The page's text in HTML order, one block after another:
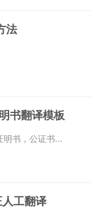
法
书翻译模板
明书，公证书...
工翻译